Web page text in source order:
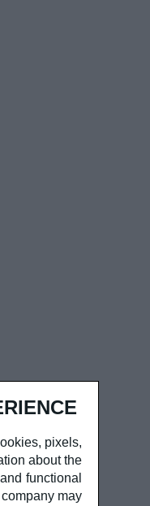
pixels,
about the
functional
may